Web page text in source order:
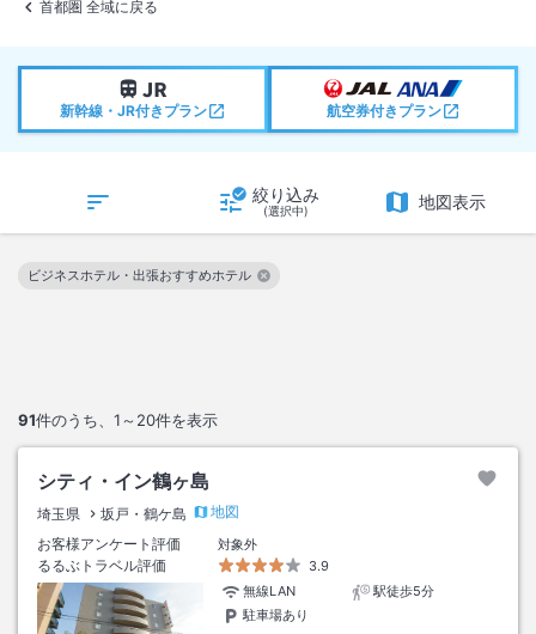
首都圏 全域に戻る
新幹線・JR付きプラン 航空券付きプラン
絞り込み
(選択中) 地図表示
91件のうち、 1～20件を表示
ビジネスホテル・出張おすすめホテル
この絞り込み条件を解除
シティ・イン鶴ヶ島
埼玉県 坂戸・鶴ケ島
地図
お客様アンケート評価
対象外
るるぶトラベル評価
3.9
無線LAN
駅徒歩5分
駐車場あり